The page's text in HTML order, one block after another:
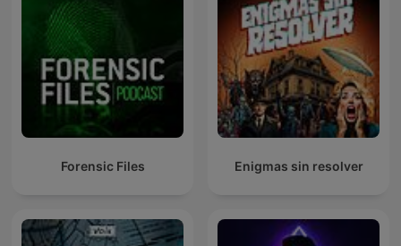
Forensic Files Enigmas sin resolver